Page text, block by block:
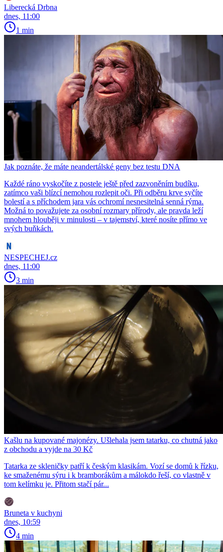
Liberecká Drbna
dnes, 11:00
1 min
Jak poznáte, že máte neandertálské geny bez testu DNA
Každé ráno vyskočíte z postele ještě před zazvoněním budíku,
zatímco vaši blízcí nemohou rozlepit oči. Při odběru krve syčíte
bolestí a s příchodem jara vás ochromí nesnesitelná senná rýma.
Možná to považujete za osobní rozmary přírody, ale pravda leží
mnohem hlouběji v minulosti – v tajemství, které nosíte přímo ve
svých buňkách.
NESPECHEJ.cz
dnes, 11:00
3 min
Kašlu na kupované majonézy. Ušlehala jsem tatarku, co chutná jako
z obchodu a vyjde na 30 Kč
Tatarka ze skleničky patří k českým klasikám. Vozí se domů k řízku,
ke smaženému sýru i k bramborákům a málokdo řeší, co vlastně v
tom kelímku je. Přitom stačí pár...
Bruneta v kuchyni
dnes, 10:59
4 min